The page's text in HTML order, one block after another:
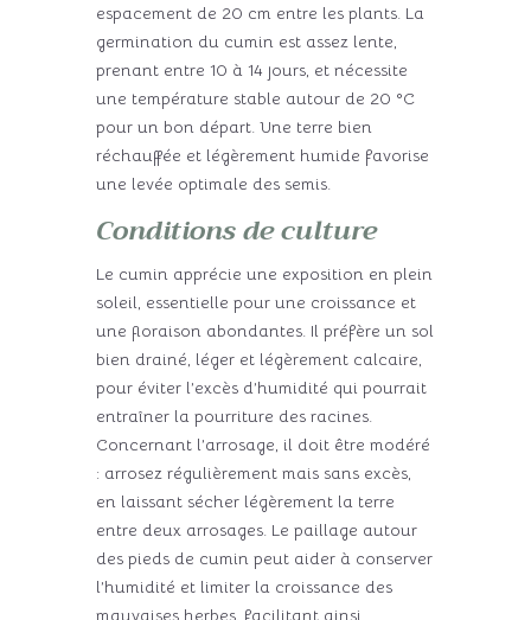
espacement de 20 cm entre les plants. La
germination du cumin est assez lente,
prenant entre 10 à 14 jours, et nécessite
une température stable autour de 20 °C
pour un bon départ. Une terre bien
réchauffée et légèrement humide favorise
une levée optimale des semis.
Conditions de culture
Le cumin apprécie une exposition en plein
soleil, essentielle pour une croissance et
une floraison abondantes. Il préfère un sol
bien drainé, léger et légèrement calcaire,
pour éviter l’excès d’humidité qui pourrait
entraîner la pourriture des racines.
Concernant l’arrosage, il doit être modéré
: arrosez régulièrement mais sans excès,
en laissant sécher légèrement la terre
entre deux arrosages. Le paillage autour
des pieds de cumin peut aider à conserver
l’humidité et limiter la croissance des
mauvaises herbes, facilitant ainsi